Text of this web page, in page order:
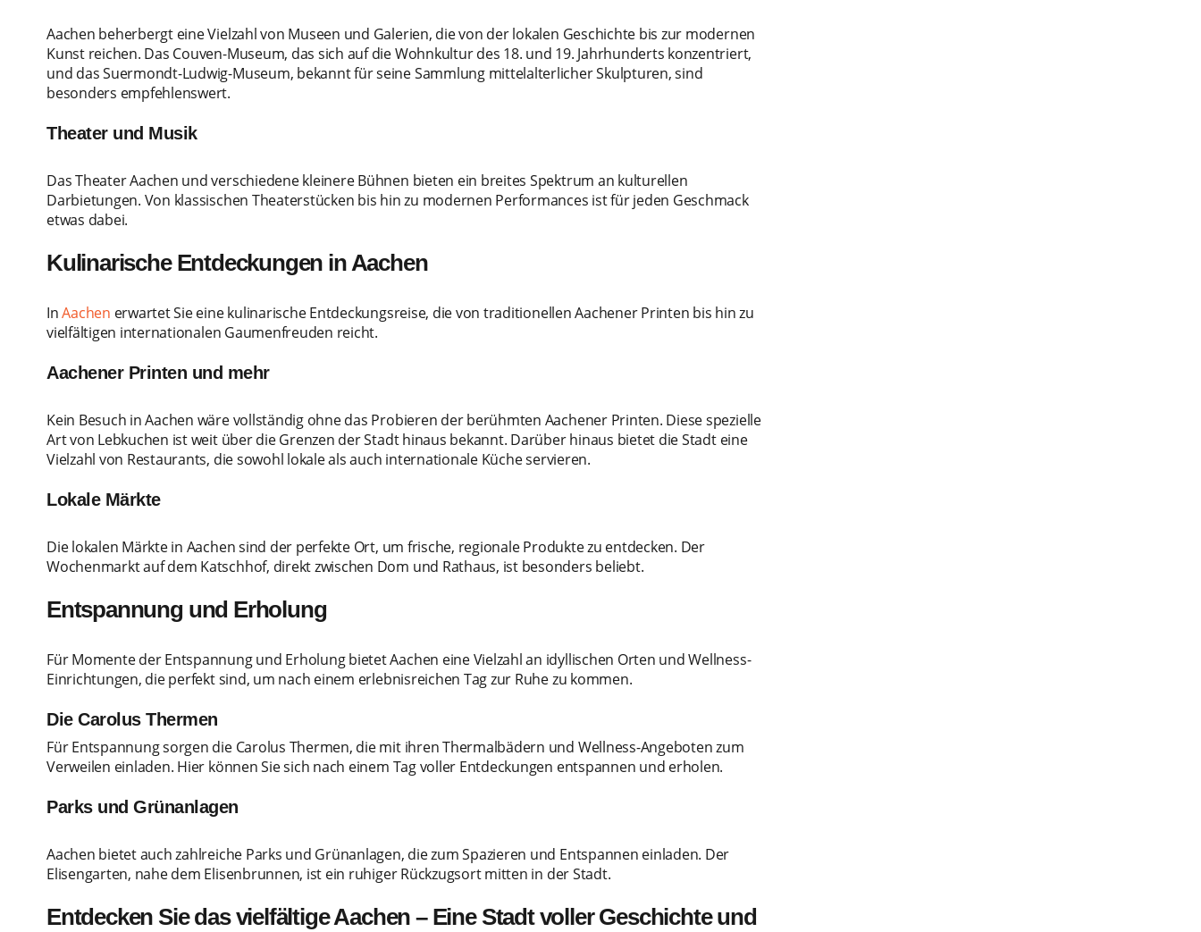
Aachen beherbergt eine Vielzahl von Museen und Galerien, die von der lokalen Geschichte bis zur modernen
Kunst reichen. Das Couven-Museum, das sich auf die Wohnkultur des 18. und 19. Jahrhunderts konzentriert,
und das Suermondt-Ludwig-Museum, bekannt für seine Sammlung mittelalterlicher Skulpturen, sind
besonders empfehlenswert.
Theater und Musik
Das Theater Aachen und verschiedene kleinere Bühnen bieten ein breites Spektrum an kulturellen
Darbietungen. Von klassischen Theaterstücken bis hin zu modernen Performances ist für jeden Geschmack
etwas dabei.
Kulinarische Entdeckungen in Aachen
InAachen erwartet Sie eine kulinarische Entdeckungsreise, die von traditionellen Aachener Printen bis hin zu
vielfältigen internationalen Gaumenfreuden reicht.
Aachener Printen und mehr
Kein Besuch in Aachen wäre vollständig ohne das Probieren der berühmten Aachener Printen. Diese spezielle
Art von Lebkuchen ist weit über die Grenzen der Stadt hinaus bekannt. Darüber hinaus bietet die Stadt eine
Vielzahl von Restaurants, die sowohl lokale als auch internationale Küche servieren.
Lokale Märkte
Die lokalen Märkte in Aachen sind der perfekte Ort, um frische, regionale Produkte zu entdecken. Der
Wochenmarkt auf dem Katschhof, direkt zwischen Dom und Rathaus, ist besonders beliebt.
Entspannung und Erholung
Für Momente der Entspannung und Erholung bietet Aachen eine Vielzahl an idyllischen Orten und Wellness-
Einrichtungen, die perfekt sind, um nach einem erlebnisreichen Tag zur Ruhe zu kommen.
Die Carolus Thermen
Für Entspannung sorgen die Carolus Thermen, die mit ihren Thermalbädern und Wellness-Angeboten zum
Verweilen einladen. Hier können Sie sich nach einem Tag voller Entdeckungen entspannen und erholen.
Parks und Grünanlagen
Aachen bietet auch zahlreiche Parks und Grünanlagen, die zum Spazieren und Entspannen einladen. Der
Elisengarten, nahe dem Elisenbrunnen, ist ein ruhiger Rückzugsort mitten in der Stadt.
Entdecken Sie das vielfältige Aachen – Eine Stadt voller Geschichte und